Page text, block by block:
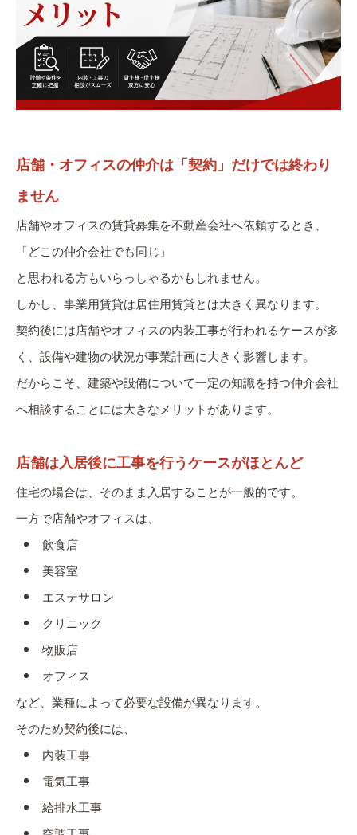
店舗・オフィスの仲介は「契約」だけでは終わり
ません
店舗やオフィスの賃貸募集を不動産会社へ依頼するとき、
「どこの仲介会社でも同じ」
と思われる方もいらっしゃるかもしれません。
しかし、事業用賃貸は居住用賃貸とは大きく異なります。
契約後には店舗やオフィスの内装工事が行われるケースが多
く、設備や建物の状況が事業計画に大きく影響します。
だからこそ、建築や設備について一定の知識を持つ仲介会社
へ相談することには大きなメリットがあります。
店舗は入居後に工事を行うケースがほとんど
住宅の場合は、そのまま入居することが一般的です。
一方で店舗やオフィスは、
飲食店
美容室
エステサロン
クリニック
物販店
オフィス
など、業種によって必要な設備が異なります。
そのため契約後には、
内装工事
電気工事
給排水工事